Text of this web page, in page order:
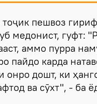
пешвоз
медонист, гуфт:
аммо пурра
пайдо карда
онро дошт, ки
ва сӯхт", - ба